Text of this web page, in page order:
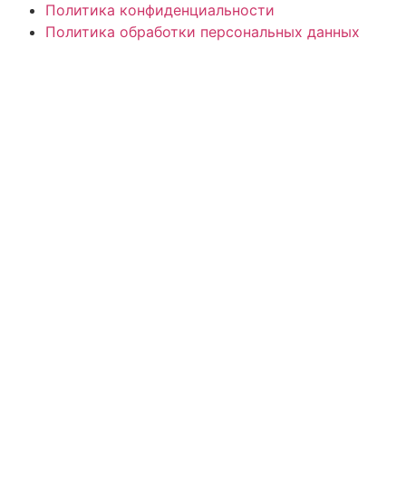
Политика конфиденциальности
Политика обработки персональных данных